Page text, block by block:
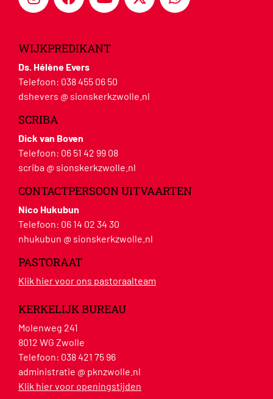
WIJKPREDIKANT
Ds. Hélène Evers
Telefoon: 038 455 06 50
dshevers @ sionskerkzwolle.nl
SCRIBA
Dick van Boven
Telefoon: 06 51 42 99 08
scriba @ sionskerkzwolle.nl
CONTACTPERSOON UITVAARTEN
Nico Hukubun
Telefoon: 06 14 02 34 30
nhukubun @ sionskerkzwolle.nl
PASTORAAT
Klik hier voor ons pastoraalteam
KERKELIJK BUREAU
Molenweg 241
8012 WG Zwolle
Telefoon: 038 421 75 96
administratie @ pknzwolle.nl
Klik hier voor openingstijden